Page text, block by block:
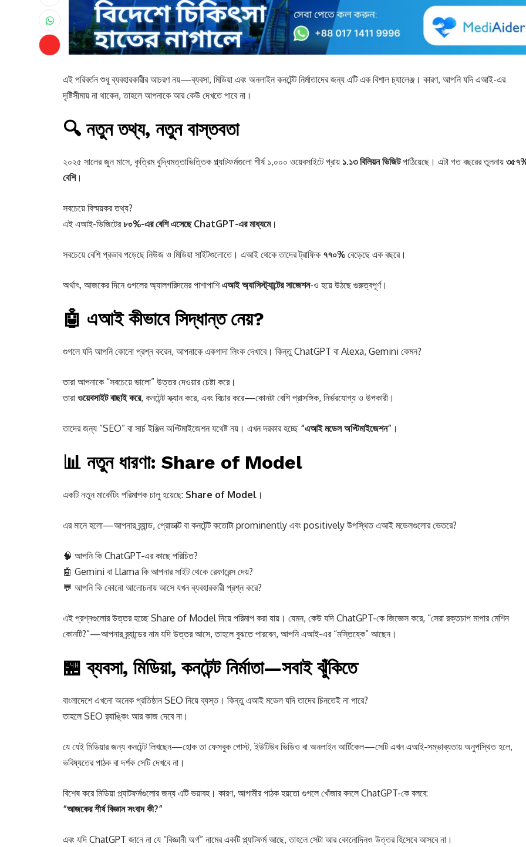
এই পরিবর্তন শুধু ব্যবহারকারীর আচরণ নয়—ব্যবসা, মিডিয়া এবং অনলাইন কনটেন্ট নির্মাতাদের জন্য এটি এক বিশাল চ্যালেঞ্জ। কারণ, আপনি যদি এআই-এর
দৃষ্টিসীমায় না থাকেন, তাহলে আপনাকে আর কেউ দেখতে পাবে না।
🔍 নতুন তথ্য, নতুন বাস্তবতা
২০২৫ সালের জুন মাসে, কৃত্রিম বুদ্ধিমত্তাভিত্তিক প্ল্যাটফর্মগুলো শীর্ষ ১,০০০ ওয়েবসাইটে প্রায় ১.১৩ বিলিয়ন ভিজিটপাঠিয়েছে। এটা গত বছরের তুলনায়
বেশি।
সবচেয়ে বিস্ময়কর তথ্য?
এই এআই-ভিজিটের৮০%-এর বেশি এসেছে ChatGPT-এর মাধ্যমে।
সবচেয়ে বেশি প্রভাব পড়েছে নিউজ ও মিডিয়া সাইটগুলোতে। এআই থেকে তাদের ট্রাফিক ৭৭০% বেড়েছে এক বছরে।
অর্থাৎ, আজকের দিনে গুগলের অ্যালগরিদমের পাশাপাশিএআই অ্যাসিস্ট্যান্টের সাজেশন-ও হয়ে উঠছে গুরুত্বপূর্ণ।
🤖 এআই কীভাবে সিদ্ধান্ত নেয়?
গুগলে যদি আপনি কোনো প্রশ্ন করেন, আপনাকে একগাদা লিংক দেখাবে। কিন্তু ChatGPT বা Alexa, Gemini কেমন?
তারা আপনাকে “সবচেয়ে ভালো” উত্তর দেওয়ার চেষ্টা করে।
তারা ওয়েবসাইট বাছাই করে, কনটেন্ট স্ক্যান করে, এবং বিচার করে—কোনটা বেশি প্রাসঙ্গিক, নির্ভরযোগ্য ও উপকারী।
তাদের জন্য “SEO” বা সার্চ ইঞ্জিন অপ্টিমাইজেশন যথেষ্ট নয়। এখন দরকার হচ্ছে “এআই মডেল অপ্টিমাইজেশন” ।
📊 নতুন ধারণা: Share of Model
একটি নতুন মার্কেটিং পরিমাপক চালু হয়েছে: Share of Model ।
এর মানে হলো—আপনার ব্র্যান্ড, প্রোডাক্ট বা কনটেন্ট কতোটা prominently এবং positively উপস্থিত এআই মডেলগুলোর ভেতরে?
🧠 আপনি কি ChatGPT-এর কাছে পরিচিত?
🤖 Gemini বা Llama কি আপনার সাইট থেকে রেফারেন্স দেয়?
💬 আপনি কি কোনো আলোচনায় আসে যখন ব্যবহারকারী প্রশ্ন করে?
এই প্রশ্নগুলোর উত্তর হচ্ছে Share of Model দিয়ে পরিমাপ করা যায়। যেমন, কেউ যদি ChatGPT-কে জিজ্ঞেস করে, “সেরা রক্তচাপ মাপার মেশিন
কোনটি?”—আপনার ব্র্যান্ডের নাম যদি উত্তর আসে, তাহলে বুঝতে পারবেন, আপনি এআই-এর “মস্তিষ্কে” আছেন।
🏪 ব্যবসা, মিডিয়া, কনটেন্ট নির্মাতা—সবাই ঝুঁকিতে
বাংলাদেশে এখনো অনেক প্রতিষ্ঠান SEO নিয়ে ব্যস্ত। কিন্তু এআই মডেল যদি তাদের চিনতেই না পারে?
তাহলে SEO র‍্যাঙ্কিং আর কাজ দেবে না।
যে যেই মিডিয়ার জন্য কনটেন্ট লিখছেন—হোক তা ফেসবুক পোস্ট, ইউটিউব ভিডিও বা অনলাইন আর্টিকেল—সেটি এখন এআই-সম্ভাব্যতায় অনুপস্থিত হলে,
ভবিষ্যতের পাঠক বা দর্শক সেটি দেখবে না।
বিশেষ করে মিডিয়া প্ল্যাটফর্মগুলোর জন্য এটি ভয়াবহ। কারণ, আগামীর পাঠক হয়তো গুগলে খোঁজার বদলে ChatGPT-কে বলবে:
“আজকের শীর্ষ বিজ্ঞান সংবাদ কী?”
এবং যদি ChatGPT জানে না যে “বিজ্ঞানী অর্গ” নামের একটি প্ল্যাটফর্ম আছে, তাহলে সেটা আর কোনোদিনও উত্তর হিসেবে আসবে না।